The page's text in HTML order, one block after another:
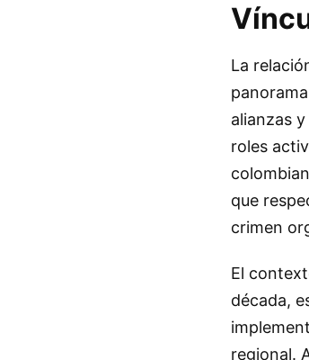
La
alianzas
roles
que
crimen
El
década,
regional.